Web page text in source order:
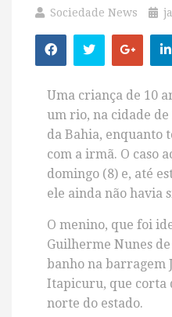
Sociedade News
Uma criança de 10
um rio, na cidade de
da Bahia, enquanto
com a irmã. O caso
domingo (8) e, até
ele ainda não havia
O menino, que foi
Guilherme Nunes
banho na barragem
Itapicuru, que corta
norte do estado.